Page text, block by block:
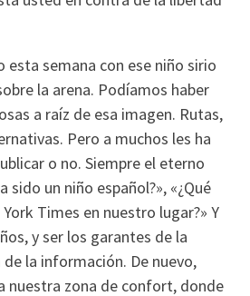
esta semana con ese niño sirio
la arena. Podíamos haber
a raíz de esa imagen. Rutas,
Pero a muchos les ha
o no. Siempre el eterno
sido un niño español?», «¿Qué
Times en nuestro lugar?» Y
y ser los garantes de la
la información. De nuevo,
nuestra zona de confort, donde